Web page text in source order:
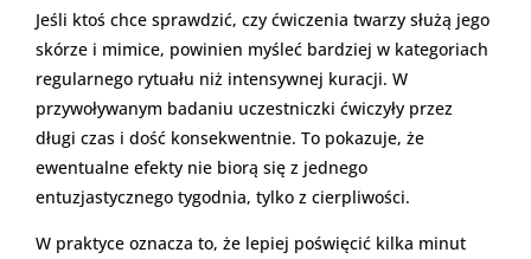
Jeśli ktoś chce sprawdzić, czy ćwiczenia twarzy służą jego
skórze i mimice, powinien myśleć bardziej w kategoriach
regularnego rytuału niż intensywnej kuracji. W
przywoływanym badaniu uczestniczki ćwiczyły przez
długi czas i dość konsekwentnie. To pokazuje, że
ewentualne efekty nie biorą się z jednego
entuzjastycznego tygodnia, tylko z cierpliwości.
W praktyce oznacza to, że lepiej poświęcić kilka minut